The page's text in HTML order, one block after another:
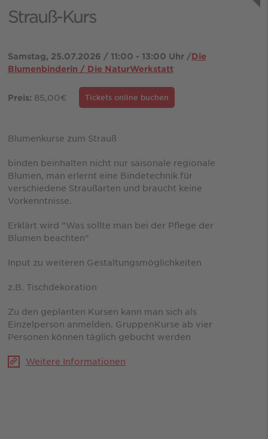
Strauß-Kurs
Samstag, 25.07.2026 / 11:00 - 13:00 Uhr /Die
Blumenbinderin / Die NaturWerkstatt
Preis: 85,00€ Tickets online buchen
Blumenkurse zum Strauß
binden beinhalten nicht nur saisonale regionale
Blumen, man erlernt eine Bindetechnik für
verschiedene Straußarten und braucht keine
Vorkenntnisse.
Erklärt wird "Was sollte man bei der Pflege der
Blumen beachten"
Input zu weiteren Gestaltungsmöglichkeiten
z.B. Tischdekoration
Zu den geplanten Kursen kann man sich als
Einzelperson anmelden. GruppenKurse ab vier
Personen können täglich gebucht werden
Weitere Informationen